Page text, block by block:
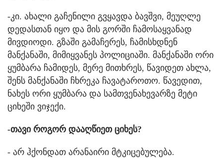
-კი. ახალი გაჩენილი გვყავდა ბავშვი, მეუღლე
დედასთან იყო და მის გორში ჩამოსაყვანად
მივდიოდი. გზაში გამაჩერეს, ჩამისხდნენ
მანქანაში, მიმიყვანეს პოლიციაში. მანქანაში ორი
ყუმბარა ჩამიდეს, მერე მითხრეს, წავიდეთ ახლა,
შენს მანქანაში ჩხრეკა ჩავატაროთო. წავედით,
ნახეს ორი ყუმბარა და სამთვენახევარზე მეტი
ციხეში ვიჯექი.
-თავი როგორ დააღწიეთ ციხეს?
- არ ჰქონდათ არანაირი მტკიცებულება.